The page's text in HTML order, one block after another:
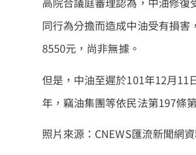
同行為分擔而造成中油受有損
8550元，尚非無據。
但是，中油至遲於101年12月11
年，竊油集團等依民法第197條
照片來源： CNEWS匯流新聞網